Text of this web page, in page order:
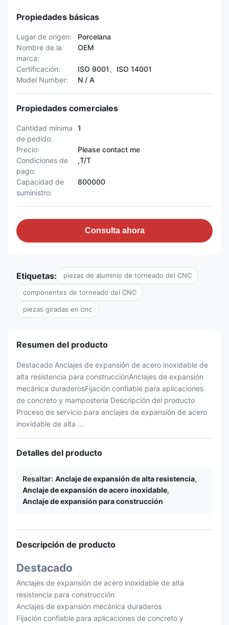
Propiedades básicas
Lugar de origen:
Porcelana
Nombre de la
marca:
OEM
Certificación:
ISO 9001、ISO 14001
Model Number:
N / A
Propiedades comerciales
Cantidad mínima
de pedido:
1
Precio:
Please contact me
Condiciones de
pago:
,T/T
Capacidad de
suministro:
800000
Consulta ahora
Etiquetas: piezas de aluminio de torneado del CNC
componentes de torneado del CNC
piezas giradas en cnc
Resumen del producto
Destacado Anclajes de expansión de acero inoxidable de
alta resistencia para construcciónAnclajes de expansión
mecánica duraderosFijación confiable para aplicaciones
de concreto y mampostería Descripción del producto
Proceso de servicio para anclajes de expansión de acero
inoxidable de alta ...
Detalles del producto
Resaltar: Anclaje de expansión de alta resistencia,
Anclaje de expansión de acero inoxidable,
Anclaje de expansión para construcción
Descripción de producto
Destacado
Anclajes de expansión de acero inoxidable de alta
resistencia para construcción
Anclajes de expansión mecánica duraderos
Fijación confiable para aplicaciones de concreto y